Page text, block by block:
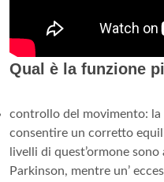
Qual è la funzione
controllo del movimento:
consentire un corretto
livelli di quest’ormone
Parkinson, mentre un’